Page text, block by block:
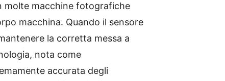
molte macchine fotografiche
macchina. Quando il sensore
la corretta messa a
nota come
accurata degli